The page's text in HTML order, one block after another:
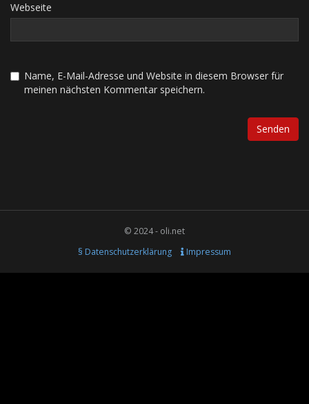
Webseite
Name, E-Mail-Adresse und Website in diesem Browser für
meinen nächsten Kommentar speichern.
© 2024 - oli.net
§ Datenschutzerklärung
Impressum